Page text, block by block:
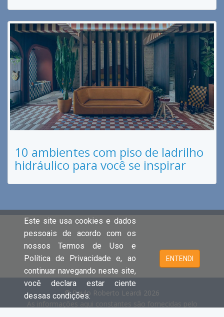
10 ambientes com piso de ladrilho
hidráulico para você se inspirar
© Paulo Roberto Leardi 2026
Este site usa cookies e dados
pessoais de acordo com os
nossos Termos de Uso e
Política de Privacidade e, ao
continuar navegando neste site,
você declara estar ciente
dessas condições.
ENTENDI